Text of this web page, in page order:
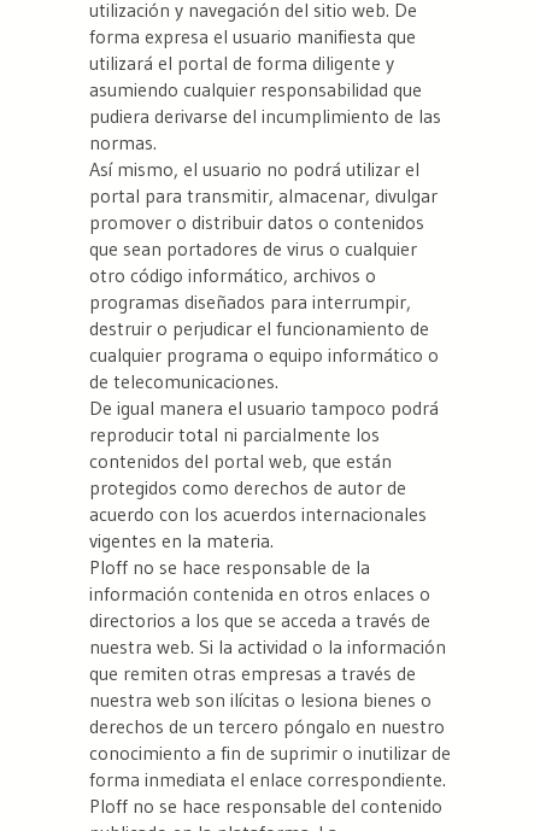
utilización y navegación del sitio web. De
forma expresa el usuario manifiesta que
utilizará el portal de forma diligente y
asumiendo cualquier responsabilidad que
pudiera derivarse del incumplimiento de las
normas.
Así mismo, el usuario no podrá utilizar el
portal para transmitir, almacenar, divulgar
promover o distribuir datos o contenidos
que sean portadores de virus o cualquier
otro código informático, archivos o
programas diseñados para interrumpir,
destruir o perjudicar el funcionamiento de
cualquier programa o equipo informático o
de telecomunicaciones.
De igual manera el usuario tampoco podrá
reproducir total ni parcialmente los
contenidos del portal web, que están
protegidos como derechos de autor de
acuerdo con los acuerdos internacionales
vigentes en la materia.
Ploff no se hace responsable de la
información contenida en otros enlaces o
directorios a los que se acceda a través de
nuestra web. Si la actividad o la información
que remiten otras empresas a través de
nuestra web son ilícitas o lesiona bienes o
derechos de un tercero póngalo en nuestro
conocimiento a fin de suprimir o inutilizar de
forma inmediata el enlace correspondiente.
Ploff no se hace responsable del contenido